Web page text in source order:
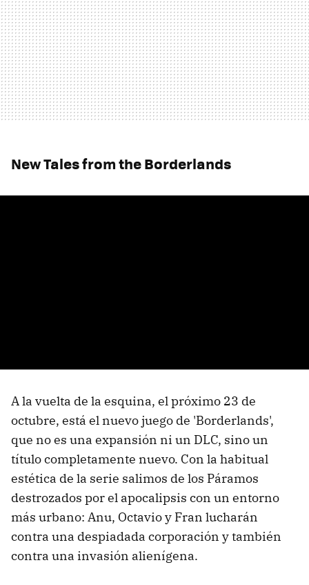
New Tales from the Borderlands
A la vuelta de la esquina, el próximo 23 de
octubre, está el nuevo juego de 'Borderlands',
que no es una expansión ni un DLC, sino un
título completamente nuevo. Con la habitual
estética de la serie salimos de los Páramos
destrozados por el apocalipsis con un entorno
más urbano: Anu, Octavio y Fran lucharán
contra una despiadada corporación y también
contra una invasión alienígena.